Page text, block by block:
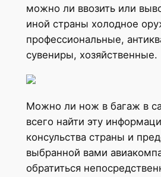
можно ли ввозить или
иной страны холодное
профессиональные,
сувениры, хозяйственные.
Можно ли нож в багаж в
всего найти эту
консульства страны и
выбранной вами
обратиться